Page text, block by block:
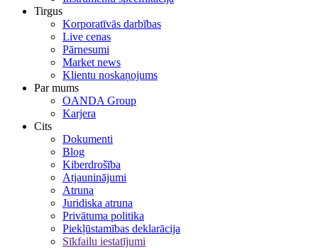
Tirgus
Korporatīvās darbības
Live cenas
Pārnesumi
Market news
Klientu noskaņojums
Par mums
OANDA Group
Karjera
Cits
Dokumenti
Blog
Kiberdrošība
Atjauninājumi
Atruna
Juridiska atruna
Privātuma politika
Piekļūstamības deklarācija
Sīkfailu iestatījumi